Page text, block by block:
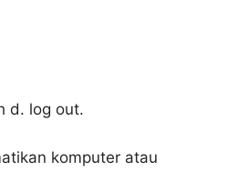
d. log out.
komputer atau